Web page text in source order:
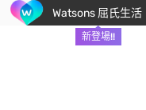
Watsons 屈氏生活
新登場!!